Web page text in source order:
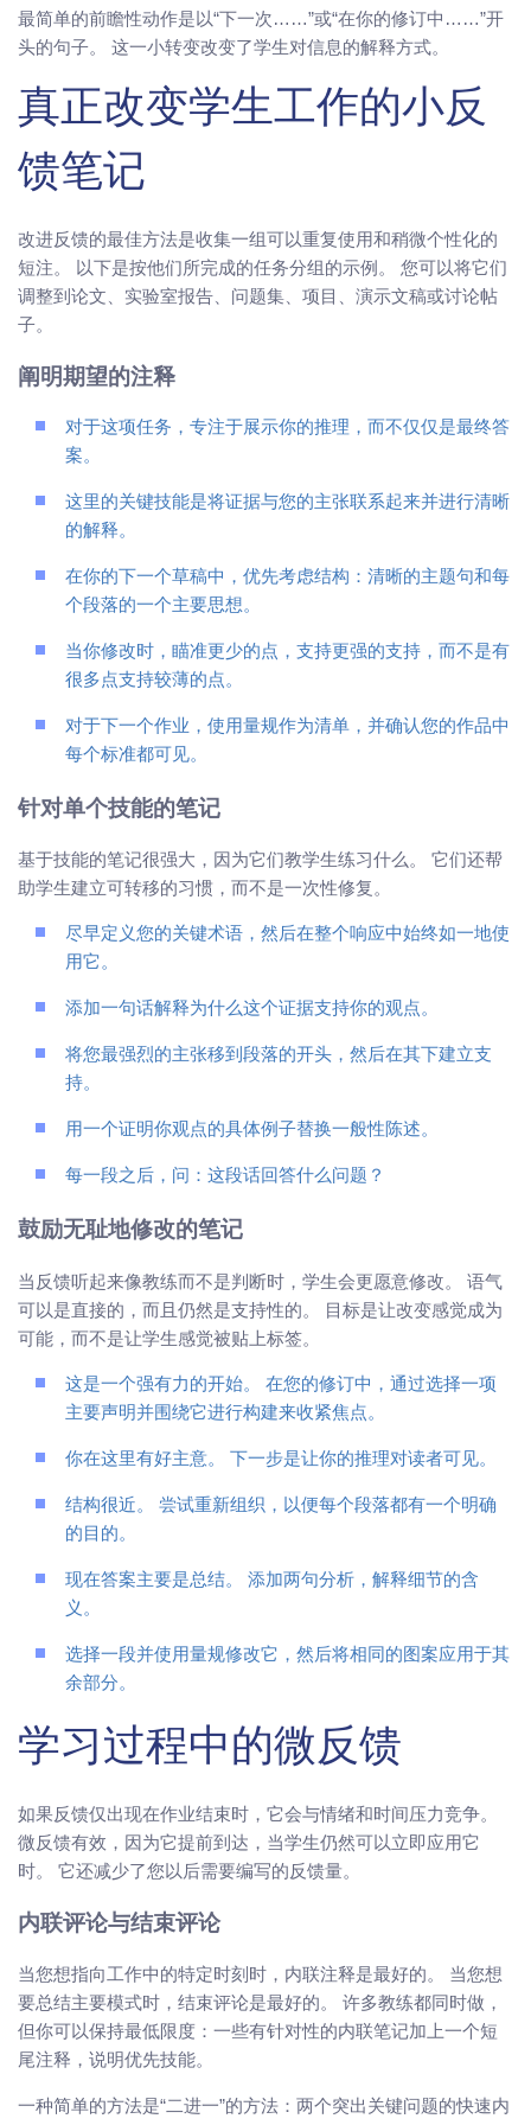
最简单的前瞻性动作是以“下一次……”或“在你的修订中……”开
头的句子。 这一小转变改变了学生对信息的解释方式。
真正改变学生工作的小反
馈笔记
改进反馈的最佳方法是收集一组可以重复使用和稍微个性化的
短注。 以下是按他们所完成的任务分组的示例。 您可以将它们
调整到论文、实验室报告、问题集、项目、演示文稿或讨论帖
子。
阐明期望的注释
对于这项任务，专注于展示你的推理，而不仅仅是最终答
案。
这里的关键技能是将证据与您的主张联系起来并进行清晰
的解释。
在你的下一个草稿中，优先考虑结构：清晰的主题句和每
个段落的一个主要思想。
当你修改时，瞄准更少的点，支持更强的支持，而不是有
很多点支持较薄的点。
对于下一个作业，使用量规作为清单，并确认您的作品中
每个标准都可见。
针对单个技能的笔记
基于技能的笔记很强大，因为它们教学生练习什么。 它们还帮
助学生建立可转移的习惯，而不是一次性修复。
尽早定义您的关键术语，然后在整个响应中始终如一地使
用它。
添加一句话解释为什么这个证据支持你的观点。
将您最强烈的主张移到段落的开头，然后在其下建立支
持。
用一个证明你观点的具体例子替换一般性陈述。
每一段之后，问：这段话回答什么问题？
鼓励无耻地修改的笔记
当反馈听起来像教练而不是判断时，学生会更愿意修改。 语气
可以是直接的，而且仍然是支持性的。 目标是让改变感觉成为
可能，而不是让学生感觉被贴上标签。
这是一个强有力的开始。 在您的修订中，通过选择一项
主要声明并围绕它进行构建来收紧焦点。
你在这里有好主意。 下一步是让你的推理对读者可见。
结构很近。 尝试重新组织，以便每个段落都有一个明确
的目的。
现在答案主要是总结。 添加两句分析，解释细节的含
义。
选择一段并使用量规修改它，然后将相同的图案应用于其
余部分。
学习过程中的微反馈
如果反馈仅出现在作业结束时，它会与情绪和时间压力竞争。
微反馈有效，因为它提前到达，当学生仍然可以立即应用它
时。 它还减少了您以后需要编写的反馈量。
内联评论与结束评论
当您想指向工作中的特定时刻时，内联注释是最好的。 当您想
要总结主要模式时，结束评论是最好的。 许多教练都同时做，
但你可以保持最低限度：一些有针对性的内联笔记加上一个短
尾注释，说明优先技能。
一种简单的方法是“二进一”的方法：两个突出关键问题的快速内